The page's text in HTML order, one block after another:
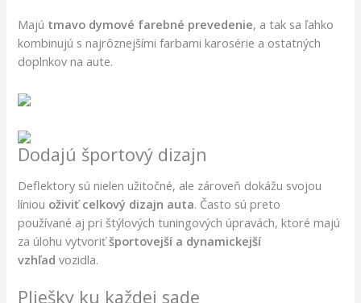
Majú tmavo dymové farebné prevedenie, a tak sa ľahko
kombinujú s najrôznejšími farbami karosérie a ostatných
doplnkov na aute.
Dodajú športový dizajn
Deflektory sú nielen užitočné, ale zároveň dokážu svojou
líniou oživiť celkový dizajn auta. Často sú preto
používané aj pri štýlových tuningových úpravách, ktoré majú
za úlohu vytvoriťšportovejší a dynamickejší
vzhľadvozidla.
Pliešky ku každej sade